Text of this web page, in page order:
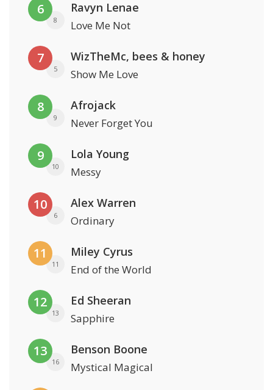
6
8
Ravyn Lenae
Love Me Not
7
5
WizTheMc, bees & honey
Show Me Love
8
9
Afrojack
Never Forget You
9
10
Lola Young
Messy
10
6
Alex Warren
Ordinary
11
11
Miley Cyrus
End of the World
12
13
Ed Sheeran
Sapphire
13
16
Benson Boone
Mystical Magical